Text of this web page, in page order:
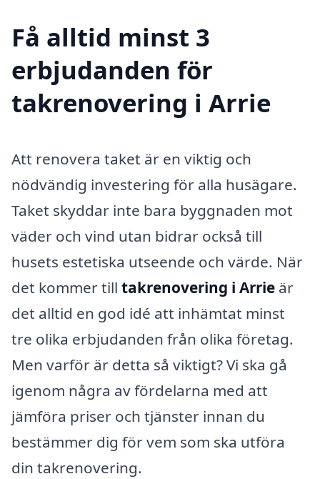
Få alltid minst 3
erbjudanden för
takrenovering i Arrie
Att renovera taket är en viktig och
nödvändig investering för alla husägare.
Taket skyddar inte bara byggnaden mot
väder och vind utan bidrar också till
husets estetiska utseende och värde. När
det kommer till takrenovering i Arrie är
det alltid en god idé att inhämtat minst
tre olika erbjudanden från olika företag.
Men varför är detta så viktigt? Vi ska gå
igenom några av fördelarna med att
jämföra priser och tjänster innan du
bestämmer dig för vem som ska utföra
din takrenovering.